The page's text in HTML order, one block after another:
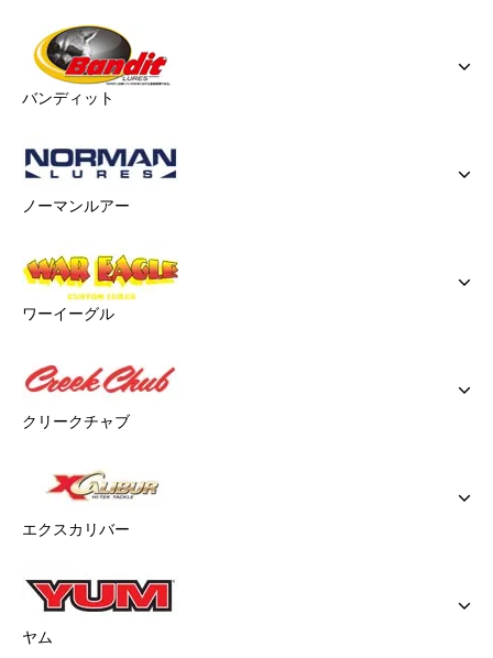
バンディット
ノーマンルアー
ワーイーグル
クリークチャブ
エクスカリバー
ヤム